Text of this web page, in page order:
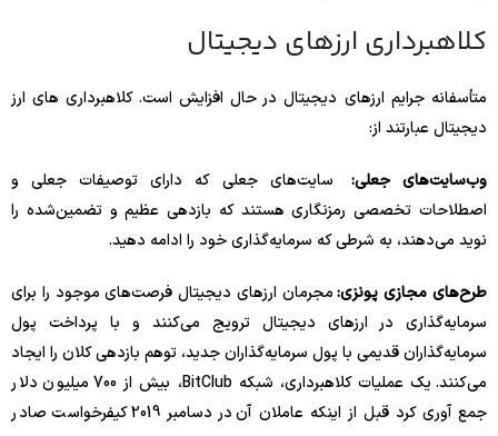
کلاهبرداری ارزهای دیجیتال
متأسفانه جرایم ارزهای دیجیتال در حال افزایش است. کلاهبرداری های ارز
دیجیتال عبارتند از:
وب‌سایت‌های جعلی: سایت‌های جعلی که دارای توصیفات جعلی و
اصطلاحات تخصصی رمزنگاری هستند که بازدهی عظیم و تضمین‌شده را
نوید می‌دهند، به شرطی که سرمایه‌گذاری خود را ادامه دهید.
طرح‌های مجازی پونزی:مجرمان ارزهای دیجیتال فرصت‌های موجود را برای
سرمایه‌گذاری در ارزهای دیجیتال ترویج می‌کنند و با پرداخت پول
سرمایه‌گذاران قدیمی با پول سرمایه‌گذاران جدید، توهم بازدهی کلان را ایجاد
می‌کنند. یک عملیات کلاهبرداری، شبکه BitClub، بیش از 700 میلیون دلار
جمع آوری کرد قبل از اینکه عاملان آن در دسامبر 2019 کیفرخواست صادر